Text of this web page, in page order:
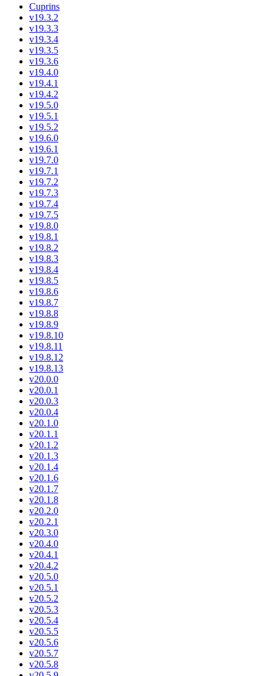
Cuprins
v19.3.2
v19.3.3
v19.3.4
v19.3.5
v19.3.6
v19.4.0
v19.4.1
v19.4.2
v19.5.0
v19.5.1
v19.5.2
v19.6.0
v19.6.1
v19.7.0
v19.7.1
v19.7.2
v19.7.3
v19.7.4
v19.7.5
v19.8.0
v19.8.1
v19.8.2
v19.8.3
v19.8.4
v19.8.5
v19.8.6
v19.8.7
v19.8.8
v19.8.9
v19.8.10
v19.8.11
v19.8.12
v19.8.13
v20.0.0
v20.0.1
v20.0.3
v20.0.4
v20.1.0
v20.1.1
v20.1.2
v20.1.3
v20.1.4
v20.1.6
v20.1.7
v20.1.8
v20.2.0
v20.2.1
v20.3.0
v20.4.0
v20.4.1
v20.4.2
v20.5.0
v20.5.1
v20.5.2
v20.5.3
v20.5.4
v20.5.5
v20.5.6
v20.5.7
v20.5.8